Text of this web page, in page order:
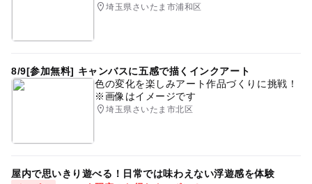
埼玉県さいたま市浦和区
8/9[参加無料] キャンバスに五感で描くインクアート
色の変化を楽しみアート作品づくりに挑戦！
※画像はイメージです
埼玉県さいたま市北区
屋内で思いきり遊べる！日常では味わえない浮遊感を体験